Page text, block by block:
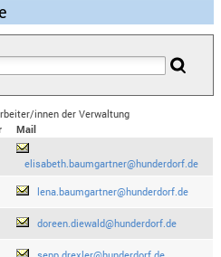
innen der Verwaltung
Mail
elisabeth.baumgartner@hunderdorf.de
lena.baumgartner@hunderdorf.de
doreen.diewald@hunderdorf.de